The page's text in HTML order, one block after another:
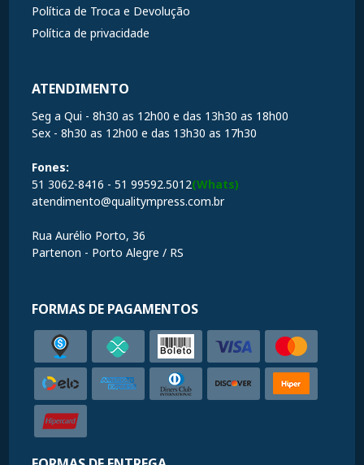
Política de Troca e Devolução
Política de privacidade
ATENDIMENTO
Seg a Qui - 8h30 as 12h00 e das 13h30 as 18h00
Sex - 8h30 as 12h00 e das 13h30 as 17h30
Fones:
51 3062-8416 - 51 99592.5012(Whats)
atendimento@qualitympress.com.br
Rua Aurélio Porto, 36
Partenon - Porto Alegre / RS
FORMAS DE PAGAMENTOS